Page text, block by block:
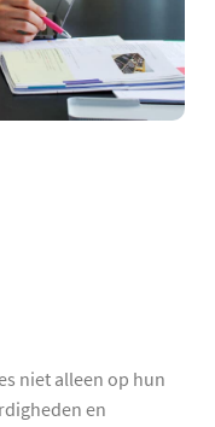
niet alleen op hun
en